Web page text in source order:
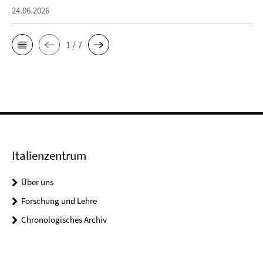
24.06.2026
1 / 7
Italienzentrum
Über uns
Forschung und Lehre
Chronologisches Archiv